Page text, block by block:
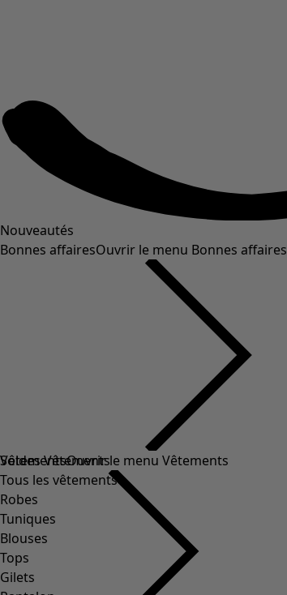
Nouveautés
Bonnes affairesOuvrir le menu Bonnes affaires
Soldes Vêtements
Tous les vêtements
Robes
Tuniques
Blouses
Tops
Gilets
VêtementsOuvrir le menu Vêtements